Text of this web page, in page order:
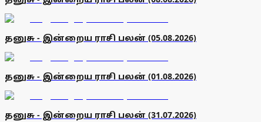
தனுசு - இன்றைய ராசி பலன் (05.08.2026)
தனுசு - இன்றைய ராசி பலன் (01.08.2026)
தனுசு - இன்றைய ராசி பலன் (31.07.2026)